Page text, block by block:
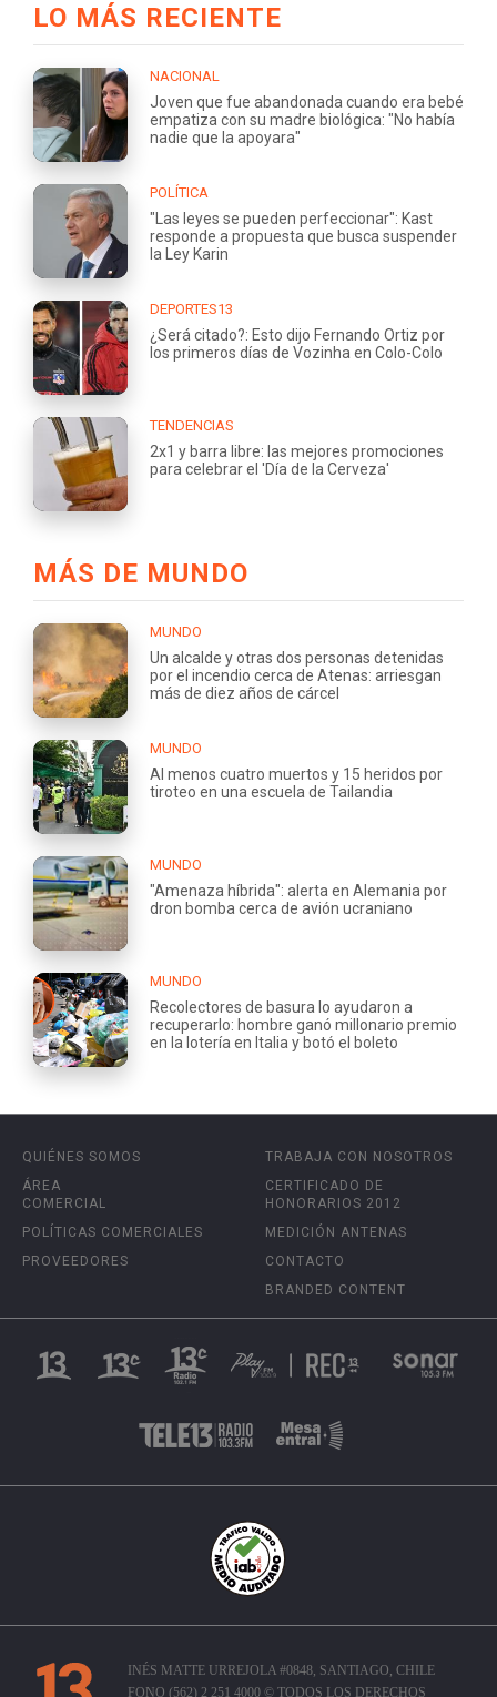
LO MÁS RECIENTE
NACIONAL
Joven que fue abandonada cuando era bebé
empatiza con su madre biológica: "No había
nadie que la apoyara"
POLÍTICA
"Las leyes se pueden perfeccionar": Kast
responde a propuesta que busca suspender
la Ley Karin
DEPORTES13
¿Será citado?: Esto dijo Fernando Ortiz por
los primeros días de Vozinha en Colo-Colo
TENDENCIAS
2x1 y barra libre: las mejores promociones
para celebrar el 'Día de la Cerveza'
MÁS DE MUNDO
MUNDO
Un alcalde y otras dos personas detenidas
por el incendio cerca de Atenas: arriesgan
más de diez años de cárcel
MUNDO
Al menos cuatro muertos y 15 heridos por
tiroteo en una escuela de Tailandia
MUNDO
"Amenaza híbrida": alerta en Alemania por
dron bomba cerca de avión ucraniano
MUNDO
Recolectores de basura lo ayudaron a
recuperarlo: hombre ganó millonario premio
en la lotería en Italia y botó el boleto
QUIÉNES SOMOS
ÁREA
COMERCIAL
POLÍTICAS COMERCIALES
PROVEEDORES
TRABAJA CON NOSOTROS
CERTIFICADO DE
HONORARIOS 2012
MEDICIÓN ANTENAS
CONTACTO
BRANDED CONTENT
INÉS MATTE URREJOLA #0848, SANTIAGO, CHILE
FONO (562) 2 251 4000 © TODOS LOS DERECHOS